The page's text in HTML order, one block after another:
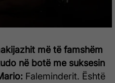
më të famshëm
në botë me suksesin
Faleminderit. Është